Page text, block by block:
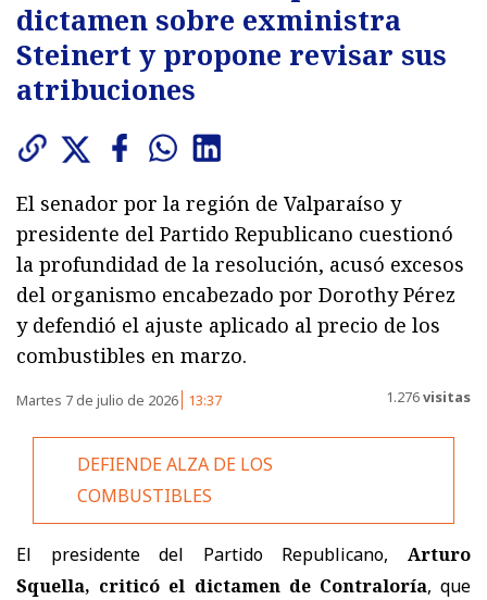
dictamen sobre exministra
Steinert y propone revisar sus
atribuciones
El senador por la región de Valparaíso y
presidente del Partido Republicano cuestionó
la profundidad de la resolución, acusó excesos
del organismo encabezado por Dorothy Pérez
y defendió el ajuste aplicado al precio de los
combustibles en marzo.
Martes 7 de julio de 2026 13:37 1.276visitas
DEFIENDE ALZA DE LOS
COMBUSTIBLES
El presidente del Partido Republicano, Arturo
Squella, criticó el dictamen de Contraloría, que